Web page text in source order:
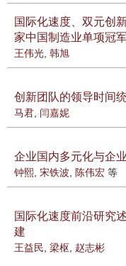
国际化速度、双元创
家中国制造业单项冠
王伟光 韩旭
创新团队的领导时间
马君 闫嘉妮
企业国内多元化与企
钟熙 宋铁波 陈伟宏 等
国际化速度前沿研究
建
王益民 梁枢 赵志彬